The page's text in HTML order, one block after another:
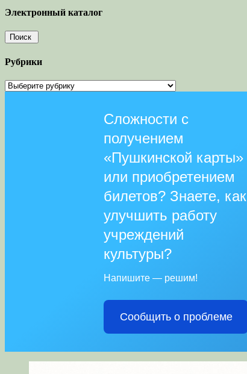
Электронный каталог
Рубрики
Рубрики
Сложности с
получением
«Пушкинской карты»
или приобретением
билетов? Знаете, как
улучшить работу
учреждений
культуры?
Напишите — решим!
Сообщить о проблеме